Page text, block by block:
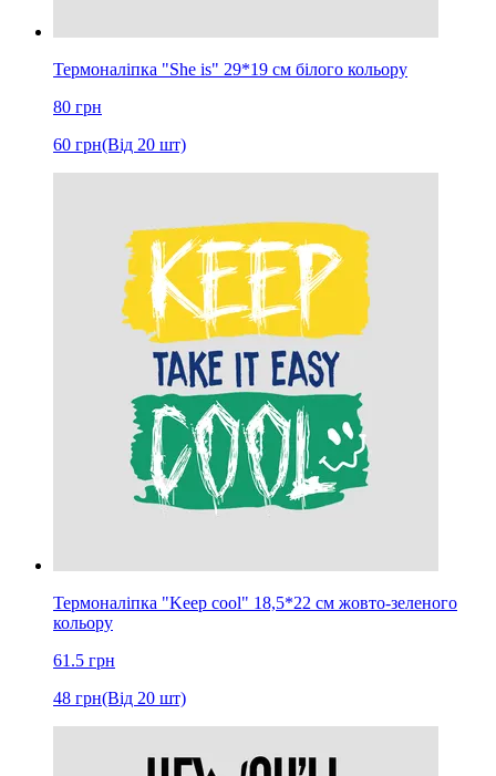
Термоналіпка "She is" 29*19 см білого кольору
80 грн
60 грн(Від 20 шт)
Термоналіпка "Keep cool" 18,5*22 см жовто-зеленого
кольору
61.5 грн
48 грн(Від 20 шт)